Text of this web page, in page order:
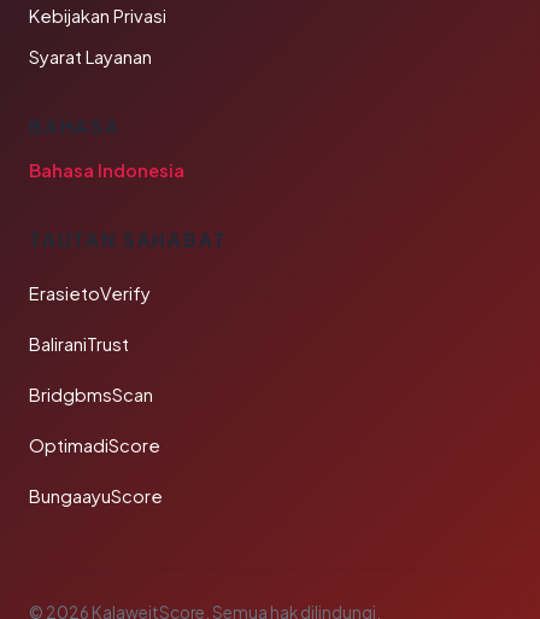
Kebijakan Privasi
Syarat Layanan
BAHASA
Bahasa Indonesia
TAUTAN SAHABAT
ErasietoVerify
BaliraniTrust
BridgbmsScan
OptimadiScore
BungaayuScore
© 2026 KalaweitScore. Semua hak dilindungi.